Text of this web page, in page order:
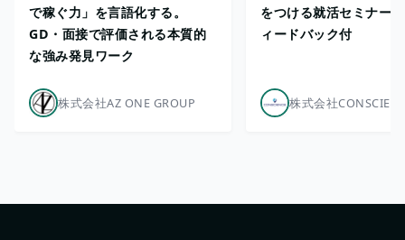
で稼ぐ力」を言語化する。
GD・面接で評価される本質的
な強み発見ワーク
株式会社AZ ONE GROUP
をつける就活セミナー
ィードバック付
株式会社